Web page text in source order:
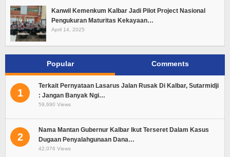
Kanwil Kemenkum Kalbar Jadi Pilot Project Nasional
Pengukuran Maturitas Kekayaan…
April 14, 2025
Popular Comments
1
Terkait Pernyataan Lasarus Jalan Rusak Di Kalbar, Sutarmidji
: Jangan Banyak Ngi…
59,690 Views
2
Nama Mantan Gubernur Kalbar Ikut Terseret Dalam Kasus
Dugaan Penyalahgunaan Dana…
42,076 Views